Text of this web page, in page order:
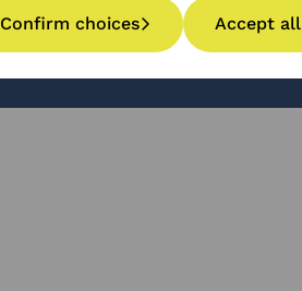
Confirm choices Accept all